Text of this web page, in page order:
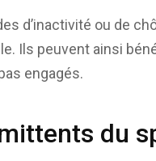
d’inactivité ou de
Ils peuvent ainsi
engagés.
du